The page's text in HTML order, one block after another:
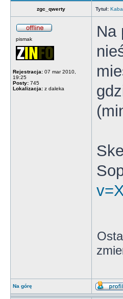
zgc_qwerty Tytuł:
pismak
Rejestracja: 07 mar 2010,
19:25
Posty: 745
Lokalizacja: z daleka
Na
Na górę